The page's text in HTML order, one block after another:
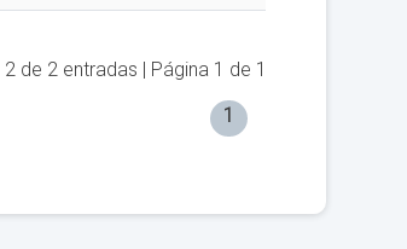
2 de 2 entradas | Página 1 de 1
1